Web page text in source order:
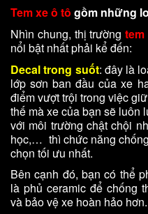
Tem xe ô tô gồm những
Nhìn chung, thị trường tem
nổi bật nhất phải kể đến:
Decal trong suốt: đây là
lớp sơn ban đầu của xe
điểm vượt trội trong việc
thế mà xe của bạn sẽ luôn
với môi trường chật chội
học,… thì chức năng
chọn tối ưu nhất.
Bên cạnh đó, bạn có thể
là phủ ceramic để chống
và bảo vệ xe hoàn hảo hơn.